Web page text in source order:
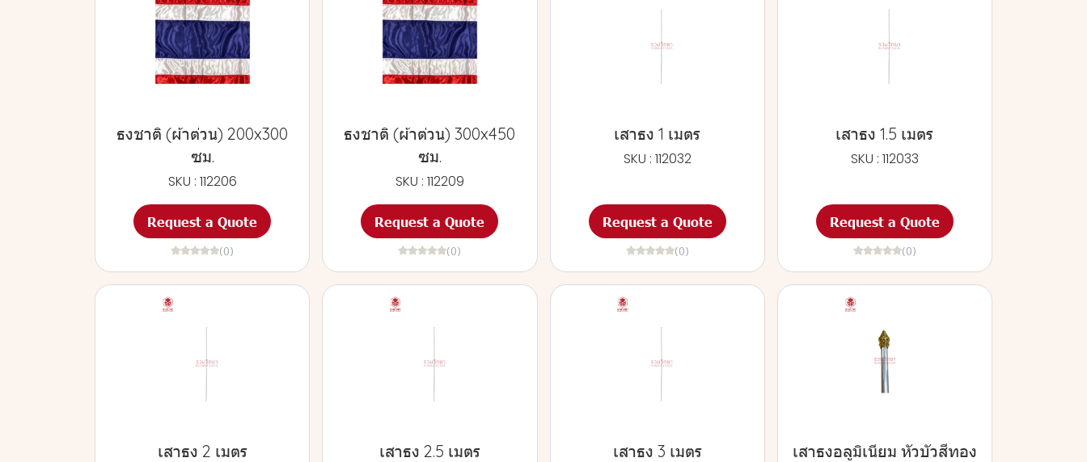
ธงชาติ (ผ้าต่วน) 200x300
ซม.
SKU : 112206
Request a Quote
(0)
ธงชาติ (ผ้าต่วน) 300x450
ซม.
SKU : 112209
Request a Quote
(0)
เสาธง 1 เมตร
SKU : 112032
Request a Quote
(0)
เสาธง 1.5 เมตร
SKU : 112033
Request a Quote
(0)
เสาธง 2 เมตร เสาธง 2.5 เมตร เสาธง 3 เมตร
เสาธงอลูมิเนียม หัวบัวสีทอง